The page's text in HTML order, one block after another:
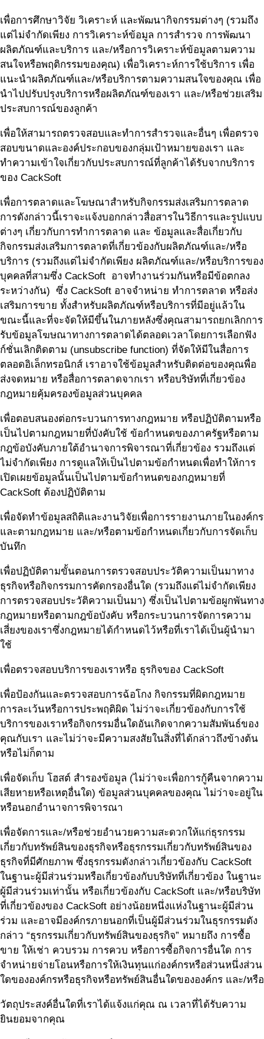
เพื่อการศึกษาวิจัย วิเคราะห์ และพัฒนากิจกรรมต่างๆ (รวมถึง
แต่ไม่จำกัดเพียง การวิเคราะห์ข้อมูล การสำรวจ การพัฒนา
ผลิตภัณฑ์และบริการ และ/หรือการวิเคราะห์ข้อมูลตามความ
สนใจหรือพฤติกรรมของคุณ) เพื่อวิเคราะห์การใช้บริการ เพื่อ
แนะนำผลิตภัณฑ์และ/หรือบริการตามความสนใจของคุณ เพื่อ
นำไปปรับปรุงบริการหรือผลิตภัณฑ์ของเรา และ/หรือช่วยเสริม
ประสบการณ์ของลูกค้า
เพื่อให้สามารถตรวจสอบและทำการสำรวจและอื่นๆ เพื่อตรวจ
สอบขนาดและองค์ประกอบของกลุ่มเป้าหมายของเรา และ
ทำความเข้าใจเกี่ยวกับประสบการณ์ที่ลูกค้าได้รับจากบริการ
ของ CackSoft
เพื่อการตลาดและโฆษณาสำหรับกิจกรรมส่งเสริมการตลาด
การดังกล่าวนี้เราจะแจ้งบอกกล่าวสื่อสารในวิธีการและรูปแบบ
ต่างๆ เกี่ยวกับการทำการตลาด และ ข้อมูลและสื่อเกี่ยวกับ
กิจกรรมส่งเสริมการตลาดที่เกี่ยวข้องกับผลิตภัณฑ์และ/หรือ
บริการ (รวมถึงแต่ไม่จำกัดเพียง ผลิตภัณฑ์และ/หรือบริการของ
บุคคลที่สามซึ่ง CackSoft อาจทำงานร่วมกันหรือมีข้อตกลง
ระหว่างกัน) ซึ่ง CackSoft อาจจำหน่าย ทำการตลาด หรือส่ง
เสริมการขาย ทั้งสำหรับผลิตภัณฑ์หรือบริการที่มีอยู่แล้วใน
ขณะนี้และที่จะจัดให้มีขึ้นในภายหลังซึ่งคุณสามารถยกเลิกการ
รับข้อมูลโฆษณาทางการตลาดได้ตลอดเวลาโดยการเลือกฟัง
ก์ชั่นเลิกติดตาม (unsubscribe function) ที่จัดให้มีในสื่อการ
ตลอดอิเล็กทรอนิกส์ เราอาจใช้ข้อมูลสำหรับติดต่อของคุณพื่อ
ส่งจดหมาย หรือสื่อการตลาดจากเรา หรือบริษัทที่เกี่ยวข้อง
กฎหมายคุ้มครองข้อมูลส่วนบุคคล
เพื่อตอบสนองต่อกระบวนการทางกฎหมาย หรือปฏิบัติตามหรือ
เป็นไปตามกฎหมายที่บังคับใช้ ข้อกำหนดของภาครัฐหรือตาม
กฎข้อบังคับภายใต้อำนาจการพิจารณาที่เกี่ยวข้อง รวมถึงแต่
ไม่จำกัดเพียง การดูแลให้เป็นไปตามข้อกำหนดเพื่อทำให้การ
เปิดเผยข้อมูลนั้นเป็นไปตามข้อกำหนดของกฎหมายที่
CackSoft ต้องปฏิบัติตาม
เพื่อจัดทำข้อมูลสถิติและงานวิจัยเพื่อการรายงานภายในองค์กร
และตามกฎหมาย และ/หรือตามข้อกำหนดเกี่ยวกับการจัดเก็บ
บันทึก
เพื่อปฏิบัติตามขั้นตอนการตรวจสอบประวัติความเป็นมาทาง
ธุรกิจหรือกิจกรรมการคัดกรองอื่นใด (รวมถึงแต่ไม่จำกัดเพียง
การตรวจสอบประวัติความเป็นมา) ซึ่งเป็นไปตามข้อผูกพันทาง
กฎหมายหรือตามกฎข้อบังคับ หรือกระบวนการจัดการความ
เสี่ยงของเราซึ่งกฎหมายได้กำหนดไว้หรือที่เราได้เป็นผู้นำมา
ใช้
เพื่อตรวจสอบบริการของเราหรือ ธุรกิจของ CackSoft
เพื่อป้องกันและตรวจสอบการฉ้อโกง กิจกรรมที่ผิดกฎหมาย
การละเว้นหรือการประพฤติผิด ไม่ว่าจะเกี่ยวข้องกับการใช้
บริการของเราหรือกิจกรรมอื่นใดอันเกิดจากความสัมพันธ์ของ
คุณกับเรา และไม่ว่าจะมีความสงสัยในสิ่งที่ได้กล่าวถึงข้างต้น
หรือไม่ก็ตาม
เพื่อจัดเก็บ โฮสต์ สำรองข้อมูล (ไม่ว่าจะเพื่อการกู้คืนจากความ
เสียหายหรือเหตุอื่นใด) ข้อมูลส่วนบุคคลของคุณ ไม่ว่าจะอยู่ใน
หรือนอกอำนาจการพิจารณา
เพื่อจัดการและ/หรือช่วยอำนวยความสะดวกให้แก่ธุรกรรม
เกี่ยวกับทรัพย์สินของธุรกิจหรือธุรกรรมเกี่ยวกับทรัพย์สินของ
ธุรกิจที่มีศักยภาพ ซึ่งธุรกรรมดังกล่าวเกี่ยวข้องกับ CackSoft
ในฐานะผู้มีส่วนร่วมหรือเกี่ยวข้องกับบริษัทที่เกี่ยวข้อง ในฐานะ
ผู้มีส่วนร่วมเท่านั้น หรือเกี่ยวข้องกับ CackSoft และ/หรือบริษัท
ที่เกี่ยวข้องของ CackSoft อย่างน้อยหนึ่งแห่งในฐานะผู้มีส่วน
ร่วม และอาจมีองค์กรภายนอกที่เป็นผู้มีส่วนร่วมในธุรกรรมดัง
กล่าว “ธุรกรรมเกี่ยวกับทรัพย์สินของธุรกิจ” หมายถึง การซื้อ
ขาย ให้เช่า ควบรวม การควบ หรือการซื้อกิจการอื่นใด การ
จำหน่ายจ่ายโอนหรือการให้เงินทุนแก่องค์กรหรือส่วนหนึ่งส่วน
ใดขององค์กรหรือธุรกิจหรือทรัพย์สินอื่นใดขององค์กร และ/หรือ
วัตถุประสงค์อื่นใดที่เราได้แจ้งแก่คุณ ณ เวลาที่ได้รับความ
ยินยอมจากคุณ